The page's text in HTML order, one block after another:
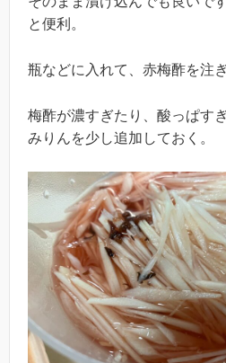
と便利。
瓶などに入れて、赤梅酢を注
梅酢が濃すぎたり、酸っぱす
みりんを少し追加しておく。